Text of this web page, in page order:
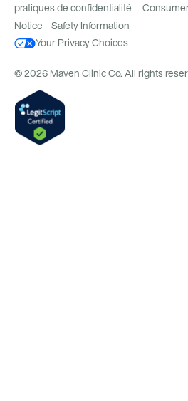
pratiques de confidentialité
Notice
Safety Information
Your Privacy Choices
© 2026 Maven Clinic Co. All rights